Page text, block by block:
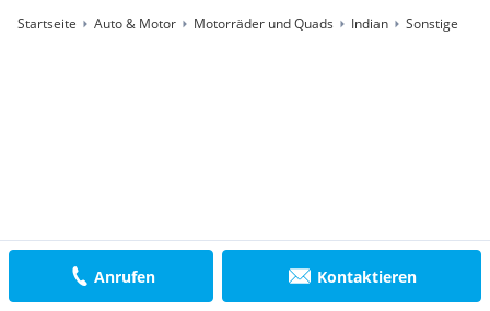
Anrufen Kontaktieren
Startseite
Auto & Motor Motorräder und Quads Indian Sonstige